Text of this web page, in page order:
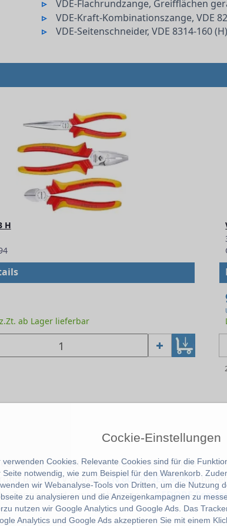
Cockie-Einstellungen
verwenden Cookies. Relevante Cookies sind für die
Seite notwendig, wie zum Beispiel für den Warenkorb.
wir Webanalyse-Tools von Dritten, um die Nutzung
zu analysieren und die Anzeigenkampagnen zu
nutzen wir Google Analytics und Google Ads. Das
Analytics und Google Ads akzeptieren Sie mit einem
VDE-Flachrundzange, Greifflächen
VDE-Kraft-Kombinationszange, VDE
VDE-Seitenschneider, VDE 8314-160 (H)
H
ab Lager lieferbar
Wahl für Elektrofachkräfte, die höchste
bis 1000 V gemäß EN 60900/IEC 60900 bietet
Zangen sind aus verchromtem GEDORE